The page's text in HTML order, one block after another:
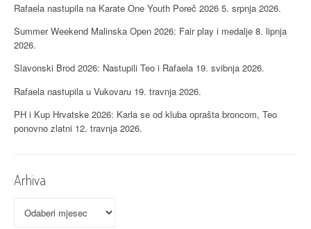
o
b
j
a
v
Rafaela nastupila na Karate One Youth Poreč 2026 5. srpnja 2026.
Summer Weekend Malinska Open 2026: Fair play i medalje 8. lipnja
2026.
Slavonski Brod 2026: Nastupili Teo i Rafaela 19. svibnja 2026.
Rafaela nastupila u Vukovaru 19. travnja 2026.
PH i Kup Hrvatske 2026: Karla se od kluba oprašta broncom, Teo
ponovno zlatni 12. travnja 2026.
Arhiva